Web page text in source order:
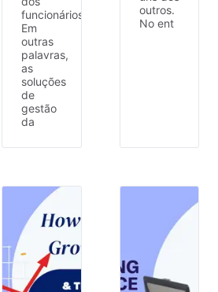
funcionários.
Em
outras
palavras,
as
soluções
de
gestão
da
outros.
No ent